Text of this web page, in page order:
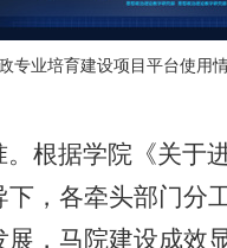
专业培育建设项目平台使用
根据学院《关于
，各牵头部门分
，马院建设成效